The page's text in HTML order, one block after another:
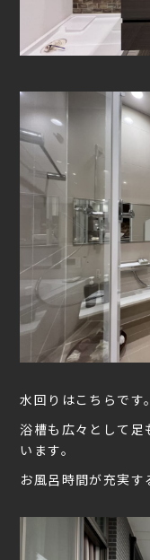
水回りはこちらです。
浴槽も広々として足
います。
お風呂時間が充実す